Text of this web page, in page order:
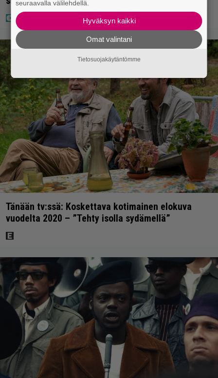
Tänään tv:ssä: Koskettava kotimainen elokuva
vuodelta 2020 – ”Tehty isolla sydämellä”
seuraavalla välilehdellä.
Hyväksyn kaikki
Omat valintani
Tietosuojakäytäntömme